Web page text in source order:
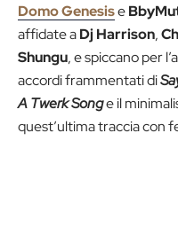
Domo Genesise
affidate aDj Harrison,
Shungu, e spiccano per
accordi frammentati di
A Twerk Songe il
quest’ultima traccia con